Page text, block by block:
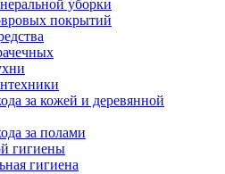
уборки
покрытий
за кожей и деревянной
за полами
гигиены
гигиена